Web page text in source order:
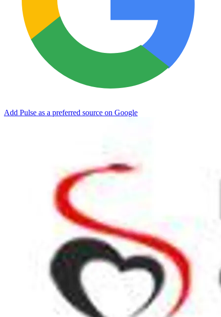
Add Pulse as a preferred source on Google